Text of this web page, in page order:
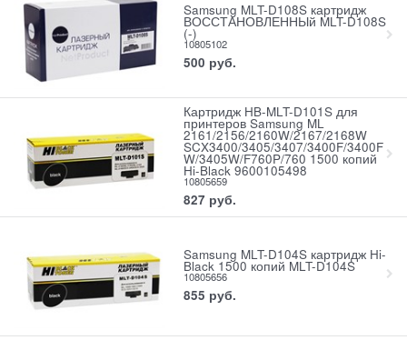
Samsung MLT-D108S картридж
ВОССТАНОВЛЕННЫй MLT-D108S
(-)
10805102
500 руб.
Картридж HB-MLT-D101S для
принтеров Samsung ML
2161/2156/2160W/2167/2168W
SCX3400/3405/3407/3400F/3400F
W/3405W/F760P/760 1500 копий
Hi-Black 9600105498
10805659
827 руб.
Samsung MLT-D104S картридж Hi-
Black 1500 копий MLT-D104S
10805656
855 руб.